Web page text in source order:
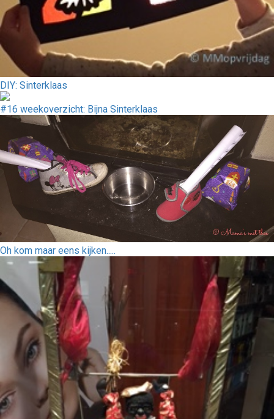
DIY: Sinterklaas
#16 weekoverzicht: Bijna Sinterklaas
Oh kom maar eens kijken.....